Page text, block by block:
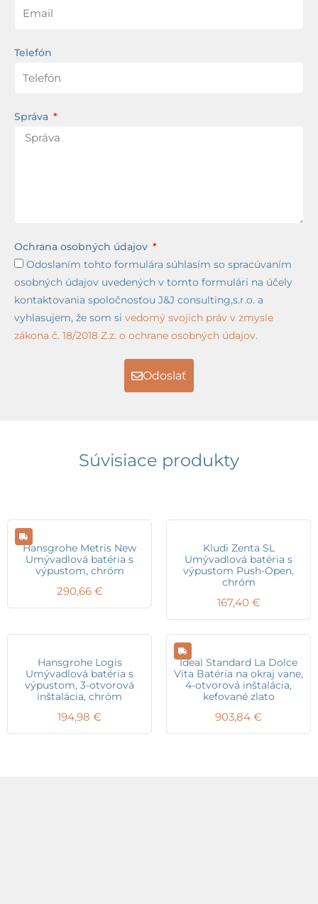
Telefón
Správa
Ochrana osobných údajov
Odoslaním tohto formulára súhlasím so spracúvaním
osobných údajov uvedených v tomto formulári na účely
kontaktovania spoločnosťou J&J consulting,s.r.o. a
vyhlasujem, že som si vedomý svojich práv v zmysle
zákona č. 18/2018 Z.z. o ochrane osobných údajov.
Odoslať
Súvisiace produkty
Hansgrohe Metris New
Umývadlová batéria s
výpustom, chróm
290,66 €
Kludi Zenta SL
Umývadlová batéria s
výpustom Push-Open,
chróm
167,40 €
Hansgrohe Logis
Umývadlová batéria s
výpustom, 3-otvorová
inštalácia, chróm
194,98 €
Ideal Standard La Dolce
Vita Batéria na okraj vane,
4-otvorová inštalácia,
kefované zlato
903,84 €